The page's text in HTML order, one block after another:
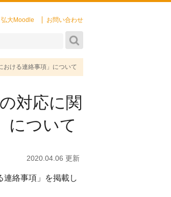
弘大Moodle お問い合わせ
おける連絡事項」について
対応に関
について
2020.04.06 更新
連絡事項」を掲載し